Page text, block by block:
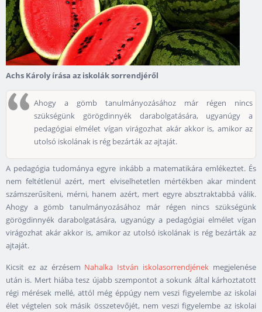
Achs Károly írása az iskolák sorrendjéről
Ahogy a gömb tanulmányozásához már régen nincs
szükségünk görögdinnyék darabolgatására, ugyanúgy a
pedagógiai elmélet vígan virágozhat akár akkor is, amikor az
utolsó iskolának is rég bezárták az ajtaját.
A pedagógia tudománya egyre inkább a matematikára emlékeztet. És
nem feltétlenül azért, mert elviselhetetlen mértékben akar mindent
számszerűsíteni, mérni, hanem azért, mert egyre absztraktabbá válik.
Ahogy a gömb tanulmányozásához már régen nincs szükségünk
görögdinnyék darabolgatására, ugyanúgy a pedagógiai elmélet vígan
virágozhat akár akkor is, amikor az utolsó iskolának is rég bezárták az
ajtaját.
Kicsit ez az érzésem Nahalka István iskolasorrendjének megjelenése
után is. Mert hiába tesz újabb szempontot a sokunk által kárhoztatott
régi mérések mellé, attól még éppúgy nem veszi figyelembe az iskolai
élet végtelen sok másik összetevőjét, nem veszi figyelembe az iskolai